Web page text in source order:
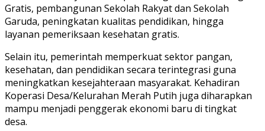
Gratis, pembangunan Sekolah Rakyat dan Sekolah
Garuda, peningkatan kualitas pendidikan, hingga
layanan pemeriksaan kesehatan gratis.
Selain itu, pemerintah memperkuat sektor pangan,
kesehatan, dan pendidikan secara terintegrasi guna
meningkatkan kesejahteraan masyarakat. Kehadiran
Koperasi Desa/Kelurahan Merah Putih juga diharapkan
mampu menjadi penggerak ekonomi baru di tingkat
desa.